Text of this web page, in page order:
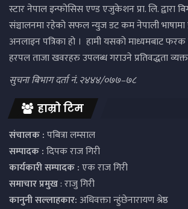
स्टार नेपाल इन्फोसिस एण्ड एजुकेशन प्रा. लि. द्वारा
संञ्चालनमा रहेको सफल न्युज डट कम नेपाली भाषामा
अनलाइन पत्रिका हो । हामी यसको माध्यमबाट
हरपल ताजा खवरहरु उपलब्ध गराउने प्रतिवद्धता व्यक्त
सुचना बिभाग दर्ता नं. २४४४/०७७–७८
हाम्रो टिम
संचालक :पबित्रा लम्साल
सम्पादक :दिपक राज गिरी
कार्यकारी सम्पादक :एक राज गिरी
समाचार प्रमुख: राजु गिरी
कानुनी सल्लाहकार:अधिवक्ता न्हुंछेनारायण श्रेष्ठ